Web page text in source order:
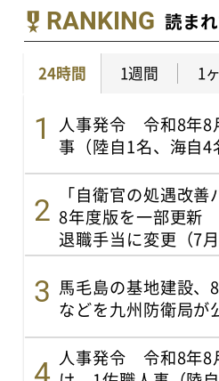
RANKING 読ま
24時間 1週間 1
人事発令 令和8年8
事（陸自1名、海自4
「自衛官の処遇改
8年度版を一部更新
退職手当に変更（7月
馬毛島の基地建設、
などを九州防衛局が
人事発令 令和8年8